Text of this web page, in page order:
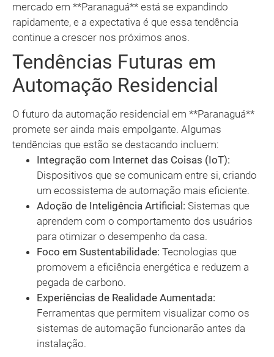
mercado em **Paranaguá** está se expandindo
rapidamente, e a expectativa é que essa tendência
continue a crescer nos próximos anos.
Tendências Futuras em
Automação Residencial
O futuro da automação residencial em **Paranaguá**
promete ser ainda mais empolgante. Algumas
tendências que estão se destacando incluem:
Integração com Internet das Coisas (IoT):
Dispositivos que se comunicam entre si, criando
um ecossistema de automação mais eficiente.
Adoção de Inteligência Artificial: Sistemas que
aprendem com o comportamento dos usuários
para otimizar o desempenho da casa.
Foco em Sustentabilidade: Tecnologias que
promovem a eficiência energética e reduzem a
pegada de carbono.
Experiências de Realidade Aumentada:
Ferramentas que permitem visualizar como os
sistemas de automação funcionarão antes da
instalação.